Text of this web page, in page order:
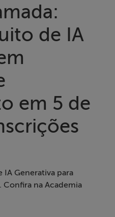
de IA
em 5 de
IA Generativa para
na Academia